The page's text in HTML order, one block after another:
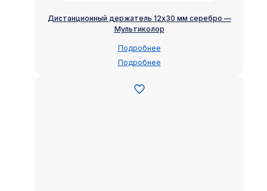
Дистанционный держатель 12х30 мм серебро —
Мультиколор
Подробнее
Подробнее